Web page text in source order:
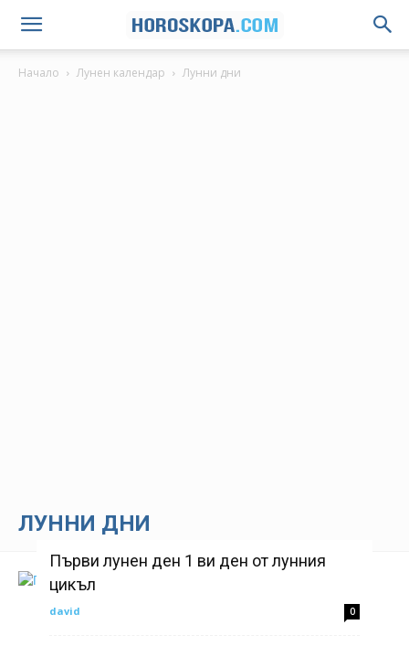
Начало Лунен календар Лунни дни
ЛУННИ ДНИ
Първи лунен ден 1 ви ден от лунния
цикъл
david 0